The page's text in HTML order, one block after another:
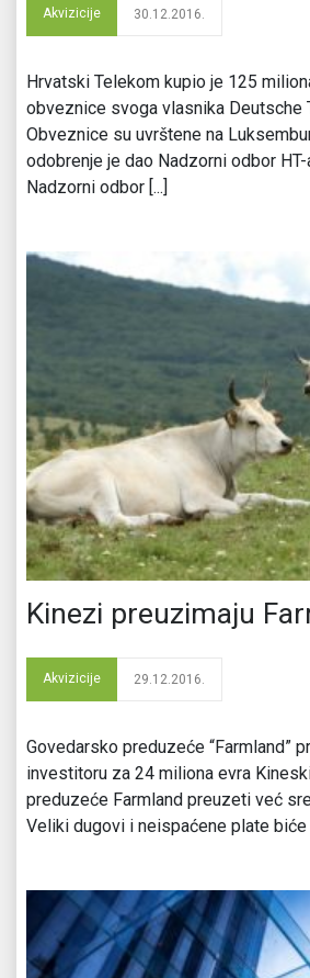
Akvizicije 30.12.2016.
Hrvatski Telekom kupio je 125
obveznice svoga vlasnika Deutsche
Obveznice su uvrštene na
odobrenje je dao Nadzorni odbor
Nadzorni odbor [...]
Kinezi preuzimaju
Akvizicije 29.12.2016.
Govedarsko preduzeće “Farmland”
investitoru za 24 miliona evra
preduzeće Farmland preuzeti već
Veliki dugovi i neispaćene plate biće